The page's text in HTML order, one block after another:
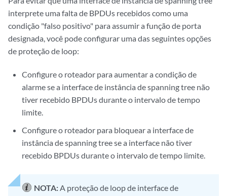
interprete uma falta de BPDUs recebidos como uma
condição "falso positivo" para assumir a função de porta
designada, você pode configurar uma das seguintes opções
de proteção de loop:
Configure o roteador para aumentar a condição de
alarme se a interface de instância de spanning tree não
tiver recebido BPDUs durante o intervalo de tempo
limite.
Configure o roteador para bloquear a interface de
instância de spanning tree se a interface não tiver
recebido BPDUs durante o intervalo de tempo limite.
NOTA:A proteção de loop de interface de